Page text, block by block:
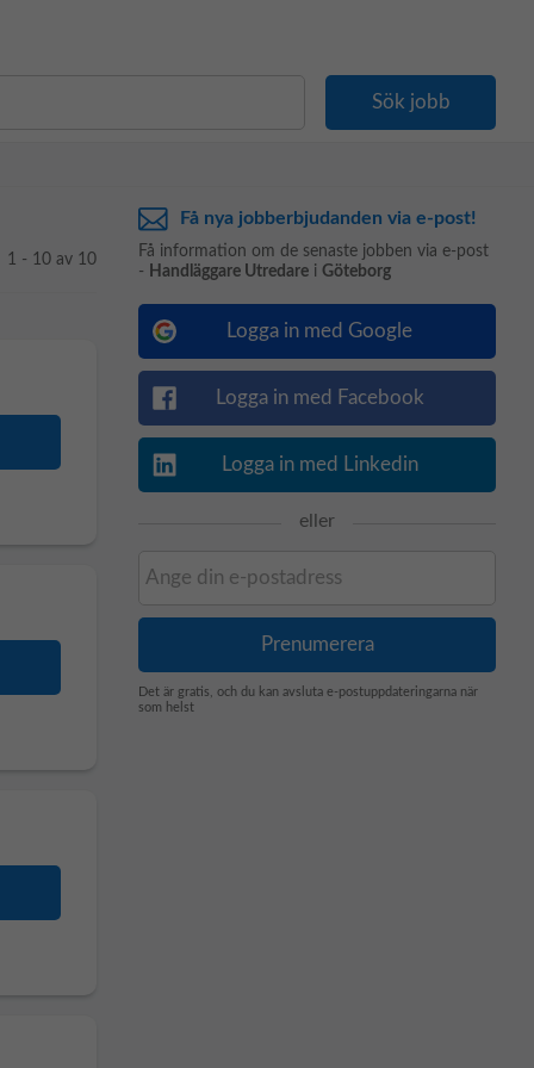
1 - 10 av 10
Få nya jobberbjudanden via e-post!
Få information om de senaste jobben via e-post
- Handläggare Utredare i Göteborg
Logga in med Google
Logga in med Facebook
Logga in med Linkedin
eller
Det är gratis, och du kan avsluta e-postuppdateringarna när
som helst